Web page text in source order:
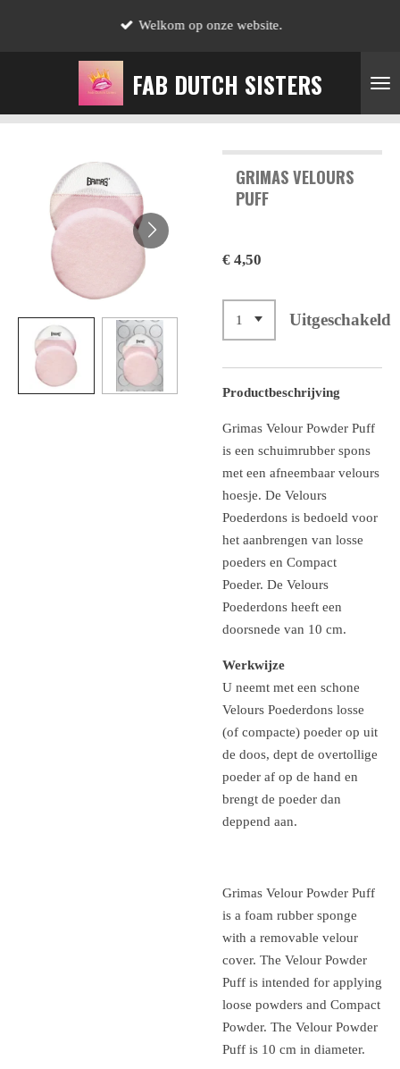
hoofdinhoud
FAB DUTCH SISTERS
Welkom op onze website.
GRIMAS VELOURS
PUFF
€ 4,50
Uitgeschakeld
Productbeschrijving
Grimas Velour Powder Puff
is een schuimrubber spons
met een afneembaar velours
hoesje. De Velours
Poederdons is bedoeld voor
het aanbrengen van losse
poeders en Compact
Poeder. De Velours
Poederdons heeft een
doorsnede van 10 cm.
Werkwijze
U neemt met een schone
Velours Poederdons losse
(of compacte) poeder op uit
de doos, dept de overtollige
poeder af op de hand en
brengt de poeder dan
deppend aan.
Grimas Velour Powder Puff
is a foam rubber sponge
with a removable velour
cover. The Velour Powder
Puff is intended for applying
loose powders and Compact
Powder. The Velour Powder
Puff is 10 cm in diameter.